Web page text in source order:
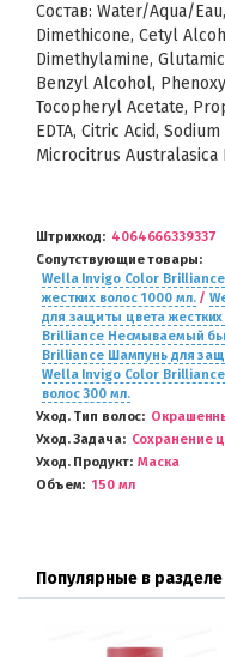
Состав: Water/Aqua/
Dimethicone, Cetyl
Dimethylamine,
Benzyl Alcohol,
Tocopheryl Acetate,
EDTA, Citric Acid,
Microcitrus Australasica
Штрихкод
4064666339337
Сопутствующие товары
Wella Invigo Color
жестких волос 1000 мл./
для защиты цвета жестких
Brilliance Несмываемый
Brilliance Шампунь для
Wella Invigo Color
волос 300 мл.
Уход. Тип волос
Уход. Задача
Сохранение
Уход. Продукт
Маска
Объем
150 мл
Популярные в разделе